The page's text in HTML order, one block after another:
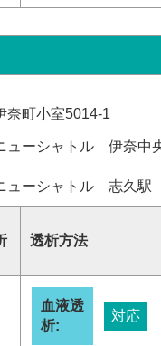
奈町小室5014-1
ューシャトル 伊奈中
ューシャトル 志久
透析方法
血液透
析:
対応